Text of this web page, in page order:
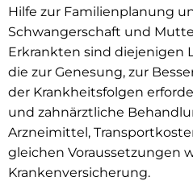
Hilfe zur Familienplanung
Schwangerschaft und
Erkrankten sind diejenigen
die zur Genesung, zur
der Krankheitsfolgen
und zahnärztliche
Arzneimittel,
gleichen Voraussetzungen
Krankenversicherung.